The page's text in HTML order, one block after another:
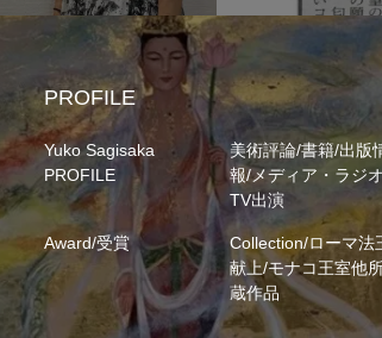
PROFILE
Yuko Sagisaka
PROFILE
美術評論/書籍/出版
報/メディア・ラジオ
TV出演
Award/受賞
Collection/ローマ法
献上/モナコ王室他
蔵作品